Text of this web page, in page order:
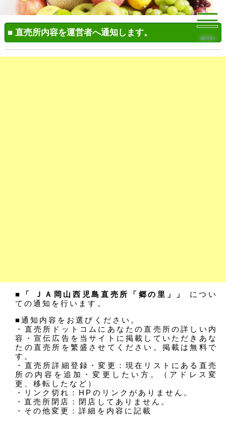
MENU
■ 直売所内容を運営者へ通知します。
■「 ＪＡ岡山西児島直売所「郷の里」」 につい
ての通知を行います。
■通知内容をお選びください。
・直売所ドットコムにあなたの直売所の詳しい内
容・宣伝広告を当サイトに掲載していただきあな
たの直売所を繁盛させてください。掲載は無料で
す。
・直売所詳細登録・変更：現在リストにある直売
所の内容を追加・変更したい方。（アドレス変
更、移転したなど）
・リンク切れ：HPのリンクがありません。
・直売所閉店：閉店してありません。
・その他変更：詳細を内容に記載